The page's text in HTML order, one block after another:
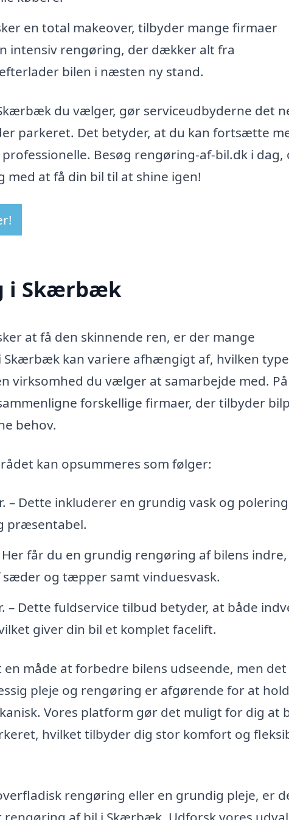
en total makeover, tilbyder mange firmaer
intensiv rengøring, der dækker alt fra
bilen i næsten ny stand.
du vælger, gør serviceudbyderne det
parkeret. Det betyder, at du kan fortsætte
Besøg rengøring-af-bil.dk i dag,
at få din bil til at shine igen!
i Skærbæk
at få den skinnende ren, er der mange
Skærbæk kan variere afhængigt af, hvilken type
virksomhed du vælger at samarbejde med. På
forskellige firmaer, der tilbyder
behov.
kan opsummeres som følger:
– Dette inkluderer en grundig vask og
præsentabel.
Her får du en grundig rengøring af bilens
og tæpper samt vinduesvask.
– Dette fuldservice tilbud betyder, at både
giver din bil et komplet facelift.
måde at forbedre bilens udseende, men
pleje og rengøring er afgørende for at
Vores platform gør det muligt for dig at
hvilket tilbyder dig stor komfort og
rengøring eller en grundig pleje, er